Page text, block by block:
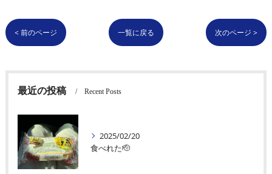
< 前のページ 一覧に戻る 次のページ >
最近の投稿 Recent Posts
2025/02/20
食べれた🫡